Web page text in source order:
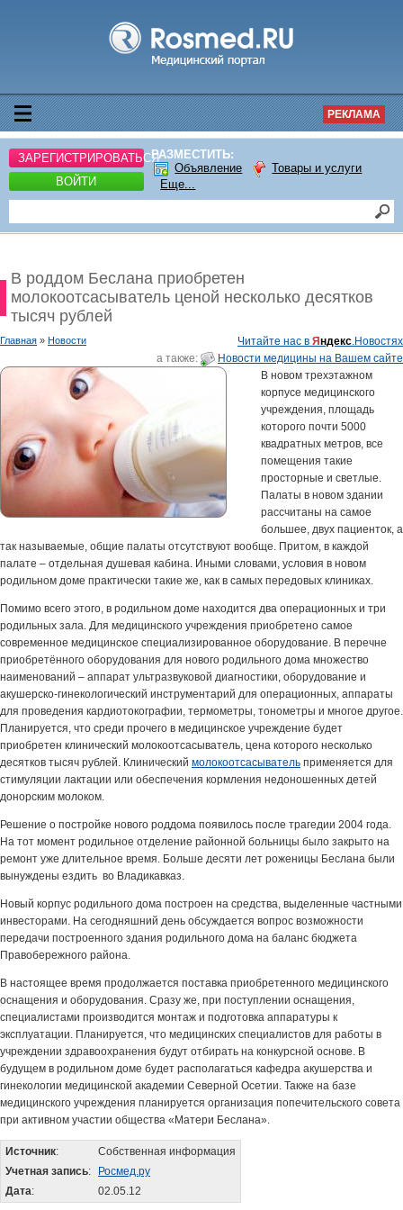
РЕКЛАМА
ЗАРЕГИСТРИРОВАТЬСЯ
ВОЙТИ
РАЗМЕСТИТЬ:
Объявление
Товары и услуги
Еще...
В роддом Беслана приобретен
молокоотсасыватель ценой несколько десятков
тысяч рублей
Читайте нас в Я ндекс.Новостях
а также:
Новости медицины на Вашем сайте
Главная » Новости
В новом трехэтажном
корпусе медицинского
учреждения, площадь
которого почти 5000
квадратных метров, все
помещения такие
просторные и светлые.
Палаты в новом здании
рассчитаны на самое
большее, двух пациенток, а
так называемые, общие палаты отсутствуют вообще. Притом, в каждой
палате – отдельная душевая кабина. Иными словами, условия в новом
родильном доме практически такие же, как в самых передовых клиниках.
Помимо всего этого, в родильном доме находится два операционных и три
родильных зала. Для медицинского учреждения приобретено самое
современное медицинское специализированное оборудование. В перечне
приобретённого оборудования для нового родильного дома множество
наименований – аппарат ультразвуковой диагностики, оборудование и
акушерско-гинекологический инструментарий для операционных, аппараты
для проведения кардиотокографии, термометры, тонометры и многое другое.
Планируется, что среди прочего в медицинское учреждение будет
приобретен клинический молокоотсасыватель, цена которого несколько
десятков тысяч рублей. Клинический молокоотсасыватель применяется для
стимуляции лактации или обеспечения кормления недоношенных детей
донорским молоком.
Решение о постройке нового роддома появилось после трагедии 2004 года.
На тот момент родильное отделение районной больницы было закрыто на
ремонт уже длительное время. Больше десяти лет роженицы Беслана были
вынуждены ездить во Владикавказ.
Новый корпус родильного дома построен на средства, выделенные частными
инвесторами. На сегодняшний день обсуждается вопрос возможности
передачи построенного здания родильного дома на баланс бюджета
Правобережного района.
В настоящее время продолжается поставка приобретенного медицинского
оснащения и оборудования. Сразу же, при поступлении оснащения,
специалистами производится монтаж и подготовка аппаратуры к
эксплуатации. Планируется, что медицинских специалистов для работы в
учреждении здравоохранения будут отбирать на конкурсной основе. В
будущем в родильном доме будет располагаться кафедра акушерства и
гинекологии медицинской академии Северной Осетии. Также на базе
медицинского учреждения планируется организация попечительского совета
при активном участии общества «Матери Беслана».
Источник:
Собственная информация
Учетная запись:
Росмед.ру
Дата: 02.05.12